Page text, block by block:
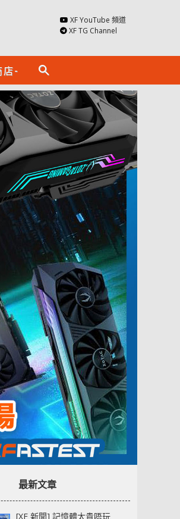
XF YouTube 頻道
XF TG Channel
店- search
最新文章
[XF 新聞] 記憶體太貴唔玩